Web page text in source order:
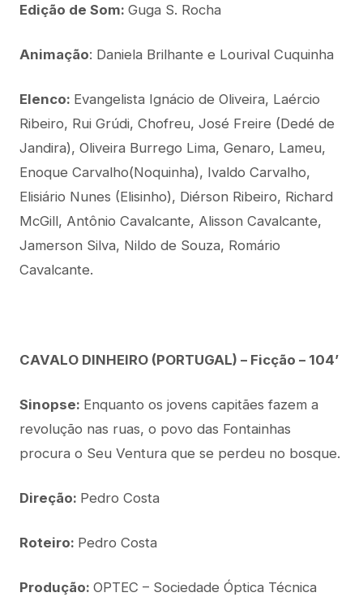
Edição de Som: Guga S. Rocha
Animação: Daniela Brilhante e Lourival Cuquinha
Elenco: Evangelista Ignácio de Oliveira, Laércio
Ribeiro, Rui Grúdi, Chofreu, José Freire (Dedé de
Jandira), Oliveira Burrego Lima, Genaro, Lameu,
Enoque Carvalho(Noquinha), Ivaldo Carvalho,
Elisiário Nunes (Elisinho), Diérson Ribeiro, Richard
McGill, Antônio Cavalcante, Alisson Cavalcante,
Jamerson Silva, Nildo de Souza, Romário
Cavalcante.
CAVALO DINHEIRO (PORTUGAL) – Ficção – 104’
Sinopse: Enquanto os jovens capitães fazem a
revolução nas ruas, o povo das Fontainhas
procura o Seu Ventura que se perdeu no bosque.
Direção: Pedro Costa
Roteiro: Pedro Costa
Produção: OPTEC – Sociedade Óptica Técnica